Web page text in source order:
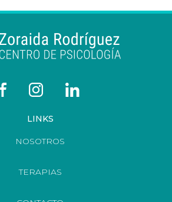
LINKS
NOSOTROS
TERAPIAS